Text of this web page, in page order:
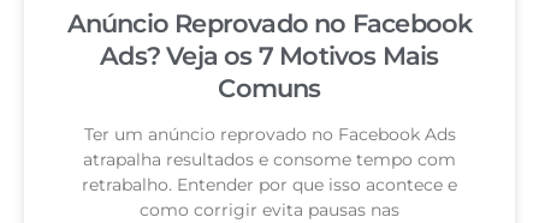
Anúncio Reprovado no Facebook
Ads? Veja os 7 Motivos Mais
Comuns
Ter um anúncio reprovado no Facebook Ads
atrapalha resultados e consome tempo com
retrabalho. Entender por que isso acontece e
como corrigir evita pausas nas